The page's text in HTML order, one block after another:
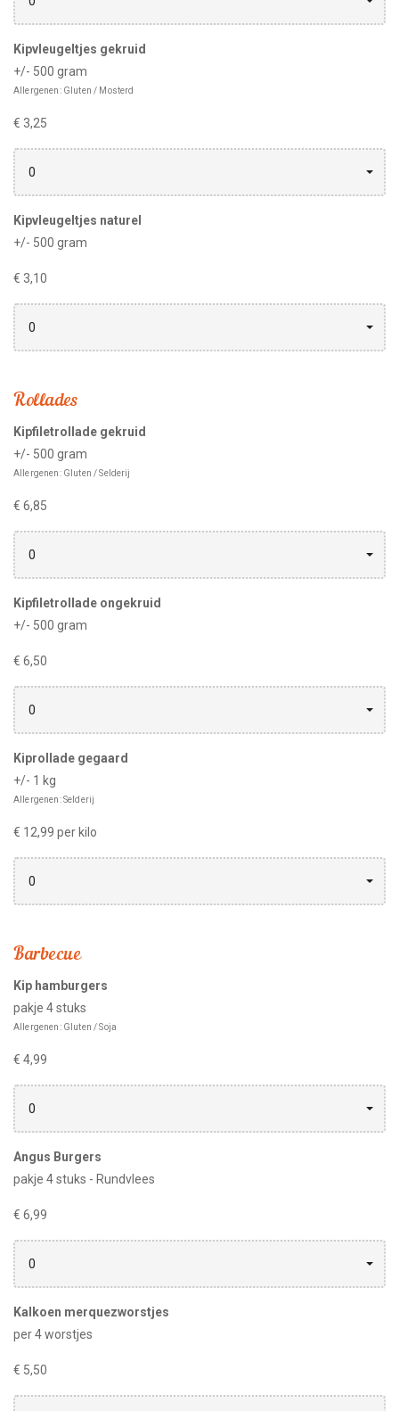
Kipvleugeltjes gekruid
+/- 500 gram
Allergenen: Gluten / Mosterd
€ 3,25
0
Kipvleugeltjes naturel
+/- 500 gram
€ 3,10
0
Rollades
Kipfiletrollade gekruid
+/- 500 gram
Allergenen: Gluten / Selderij
€ 6,85
0
Kipfiletrollade ongekruid
+/- 500 gram
€ 6,50
0
Kiprollade gegaard
+/- 1 kg
Allergenen: Selderij
€ 12,99 per kilo
0
Barbecue
Kip hamburgers
pakje 4 stuks
Allergenen: Gluten / Soja
€ 4,99
0
Angus Burgers
pakje 4 stuks - Rundvlees
€ 6,99
0
Kalkoen merquezworstjes
per 4 worstjes
€ 5,50